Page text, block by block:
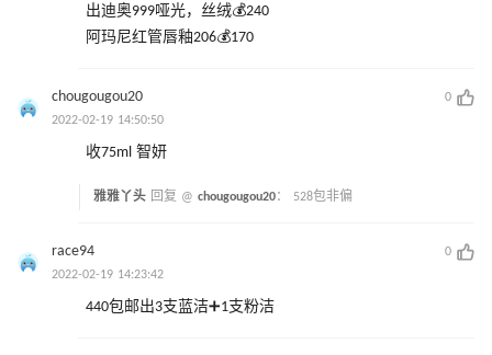
出迪奥999哑光，丝绒💰240
阿玛尼红管唇釉206💰170
chougougou20
0
2022-02-19 14:50:50
收75ml 智妍
雅雅丫头 回复 @ chougougou20： 528包非偏
race94
0
2022-02-19 14:23:42
440包邮出3支蓝洁➕1支粉洁